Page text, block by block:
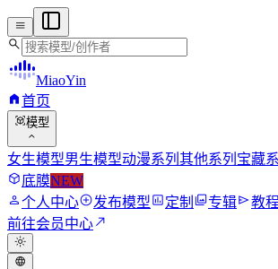
menu
search
MiaoYin
home首页
view_in_ar模型
expand_more
女生模型男生模型动漫系列 其他系列 宝藏
deployed_code底膜NEW
person个人中心add_circle发布模型assessment定制 photo_library专辑send教程
前往会员中心north_east
light_mode
language